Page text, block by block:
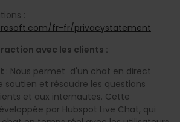
:
fr-fr/privacystatement
avec les clients :
: Nous permet d'un chat en direct
soutien et résoudre les questions
et aux internautes. Cette
par Hubspot Live Chat, qui